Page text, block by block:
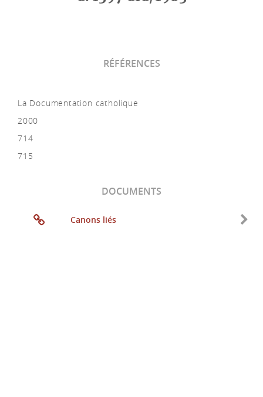
RÉFÉRENCES
La Documentation catholique
2000
714
715
DOCUMENTS
Canons liés